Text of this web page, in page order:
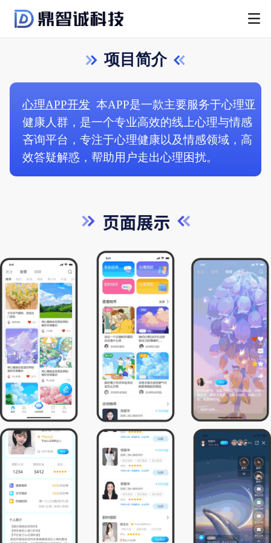
项目简介
心理APP开发本APP是一款主要服务于心理亚
健康人群，是一个专业高效的线上心理与情感
吝询平台，专注于心理健康以及情感领域，高
效答疑解惑，帮助用户走出心理困扰。